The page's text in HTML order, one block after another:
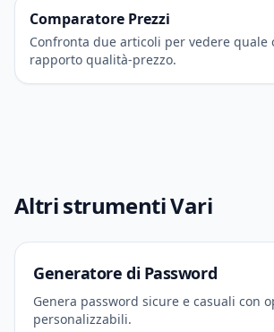
Comparatore Prezzi
Confronta due articoli per vedere
rapporto qualità-prezzo.
Altri strumenti Vari
Generatore di Password
Genera password sicure e casuali con
personalizzabili.